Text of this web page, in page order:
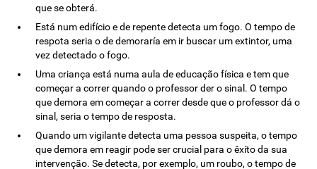
que se obterá.
Está num edifício e de repente detecta um fogo. O tempo de
respota seria o de demoraría em ir buscar um extintor, uma
vez detectado o fogo.
Uma criança está numa aula de educação física e tem que
começar a correr quando o professor der o sinal. O tempo
que demora em começar a correr desde que o professor dá o
sinal, seria o tempo de resposta.
Quando um vigilante detecta uma pessoa suspeita, o tempo
que demora em reagir pode ser crucial para o êxíto da sua
intervenção. Se detecta, por exemplo, um roubo, o tempo de